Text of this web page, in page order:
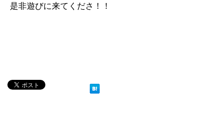
是非遊びに来てくださ！！